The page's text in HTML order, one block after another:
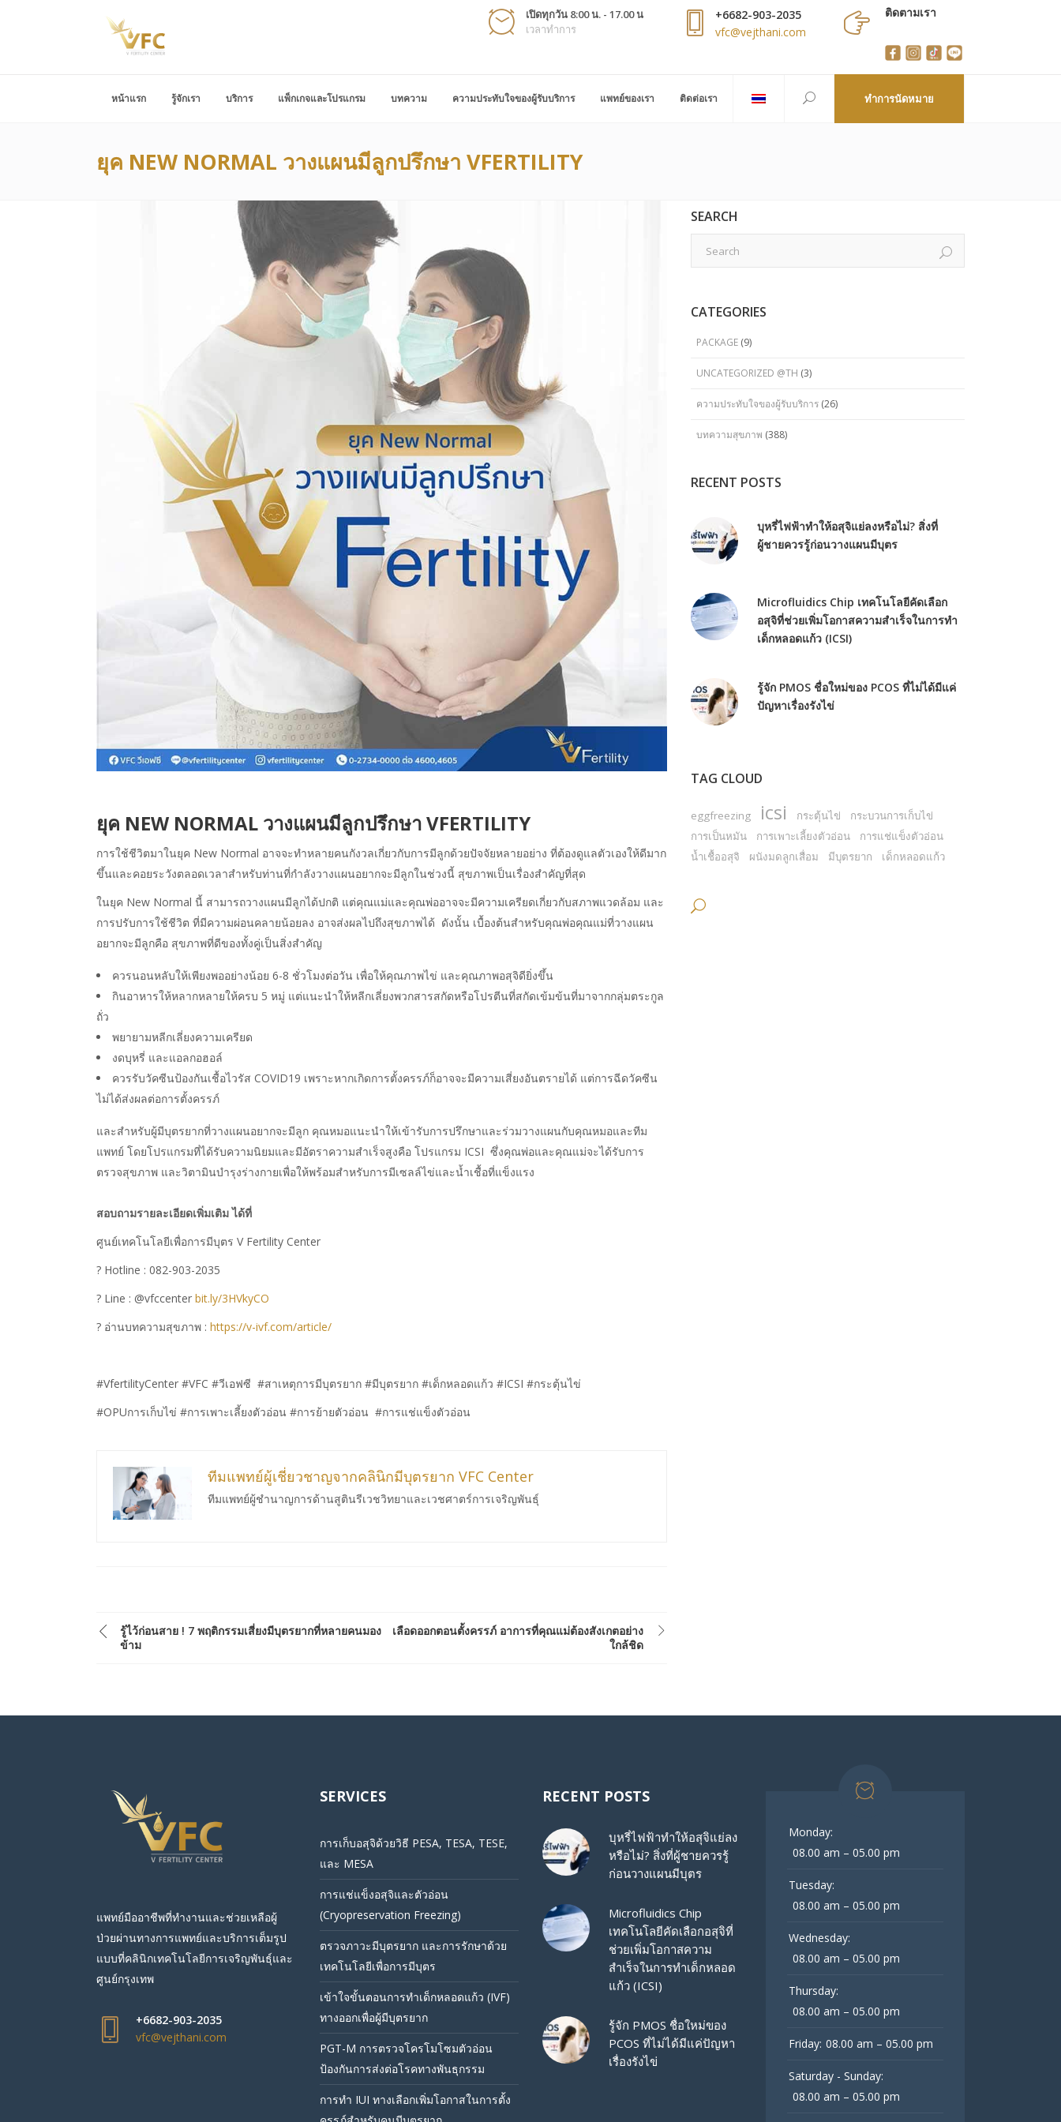
เปิดทุกวัน 8:00 น. - 17.00 น
เวลาทำการ
+6682-903-2035
vfc@vejthani.com
ติดตามเรา
หน้าแรก รู้จักเรา บริการ แพ็กเกจและโปรแกรม บทความ ความประทับใจของผู้รับบริการ แพทย์ของเรา ติดต่อเรา ทำการนัดหมาย
ยุค NEW NORMAL วางแผนมีลูกปรึกษา VFERTILITY
ยุค NEW NORMAL วางแผนมีลูกปรึกษา VFERTILITY
การใช้ชีวิตมาในยุค New Normal อาจจะทำหลายคนกังวลเกี่ยวกับการมีลูกด้วยปัจจัยหลายอย่าง ที่ต้องดูแลตัวเองให้ดีมาก
ขึ้นและคอยระวังตลอดเวลาสำหรับท่านที่กำลังวางแผนอยากจะมีลูกในช่วงนี้ สุขภาพเป็นเรื่องสำคัญที่สุด
ในยุค New Normal นี้ สามารถวางแผนมีลูกได้ปกติ แต่คุณแม่และคุณพ่ออาจจะมีความเครียดเกี่ยวกับสภาพแวดล้อม และ
การปรับการใช้ชีวิต ที่มีความผ่อนคลายน้อยลง อาจส่งผลไปถึงสุขภาพได้ ดังนั้น เบื้องต้นสำหรับคุณพ่อคุณแม่ที่วางแผน
อยากจะมีลูกคือ สุขภาพที่ดีของทั้งคู่เป็นสิ่งสำคัญ
ควรนอนหลับให้เพียงพออย่างน้อย 6-8 ชั่วโมงต่อวัน เพื่อให้คุณภาพไข่ และคุณภาพอสุจิดียิ่งขึ้น
กินอาหารให้หลากหลายให้ครบ 5 หมู่ แต่แนะนำให้หลีกเลี่ยงพวกสารสกัดหรือโปรตีนที่สกัดเข้มข้นที่มาจากกลุ่มตระกูล
ถั่ว
พยายามหลีกเลี่ยงความเครียด
งดบุหรี่ และแอลกอฮอล์
ควรรับวัคซีนป้องกันเชื้อไวรัส COVID19 เพราะหากเกิดการตั้งครรภ์ก็อาจจะมีความเสี่ยงอันตรายได้ แต่การฉีดวัคซีน
ไม่ได้ส่งผลต่อการตั้งครรภ์
และสำหรับผู้มีบุตรยากที่วางแผนอยากจะมีลูก คุณหมอแนะนำให้เข้ารับการปรึกษาและร่วมวางแผนกับคุณหมอและทีม
แพทย์ โดยโปรแกรมที่ได้รับความนิยมและมีอัตราความสำเร็จสูงคือ โปรแกรม ICSI ซึ่งคุณพ่อและคุณแม่จะได้รับการ
ตรวจสุขภาพ และวิตามินบำรุงร่างกายเพื่อให้พร้อมสำหรับการมีเซลล์ไข่และน้ำเชื้อที่แข็งแรง
สอบถามรายละเอียดเพิ่มเติม ได้ที่
ศูนย์เทคโนโลยีเพื่อการมีบุตร V Fertility Center
? Hotline : 082-903-2035
? Line : @vfccenter bit.ly/3HVkyCO
? อ่านบทความสุขภาพ : https://v-ivf.com/article/
#VfertilityCenter #VFC #วีเอฟซี #สาเหตุการมีบุตรยาก #มีบุตรยาก #เด็กหลอดแก้ว #ICSI #กระตุ้นไข่
#OPUการเก็บไข่ #การเพาะเลี้ยงตัวอ่อน #การย้ายตัวอ่อน #การแช่แข็งตัวอ่อน
ทีมแพทย์ผู้เชี่ยวชาญจากคลินิกมีบุตรยาก VFC Center
ทีมแพทย์ผู้ชำนาญการด้านสูตินรีเวชวิทยาและเวชศาตร์การเจริญพันธ์ุ
รู้ไว้ก่อนสาย ! 7 พฤติกรรมเสี่ยงมีบุตรยากที่หลายคนมอง
ข้าม
เลือดออกตอนตั้งครรภ์ อาการที่คุณแม่ต้องสังเกตอย่าง
ใกล้ชิด
SEARCH
CATEGORIES
PACKAGE (9)
UNCATEGORIZED @TH (3)
ความประทับใจของผู้รับบริการ (26)
บทความสุขภาพ (388)
RECENT POSTS
บุหรี่ไฟฟ้าทำให้อสุจิแย่ลงหรือไม่? สิ่งที่
ผู้ชายควรรู้ก่อนวางแผนมีบุตร
Microfluidics Chip เทคโนโลยีคัดเลือก
อสุจิที่ช่วยเพิ่มโอกาสความสำเร็จในการทำ
เด็กหลอดแก้ว (ICSI)
รู้จัก PMOS ชื่อใหม่ของ PCOS ที่ไม่ได้มีแค่
ปัญหาเรื่องรังไข่
TAG CLOUD
eggfreezing icsi กระตุ้นไข่
กระบวนการเก็บไข่
การเป็นหมัน
การเพาะเลี้ยงตัวอ่อน
การแช่แข็งตัวอ่อน
น้ำเชื้ออสุจิ
ผนังมดลูกเสื่อม มีบุตรยาก เด็กหลอดแก้ว
แพทย์มืออาชีพที่ทำงานและช่วยเหลือผู้
ป่วยผ่านทางการแพทย์และบริการเต็มรูป
แบบที่คลินิกเทคโนโลยีการเจริญพันธุ์และ
ศูนย์กรุงเทพ
+6682-903-2035
vfc@vejthani.com
SERVICES
การเก็บอสุจิด้วยวิธี PESA, TESA, TESE,
และ MESA
การแช่แข็งอสุจิและตัวอ่อน
(Cryopreservation Freezing)
ตรวจภาวะมีบุตรยาก และการรักษาด้วย
เทคโนโลยีเพื่อการมีบุตร
เข้าใจขั้นตอนการทำเด็กหลอดแก้ว (IVF)
ทางออกเพื่อผู้มีบุตรยาก
PGT-M การตรวจโครโมโซมตัวอ่อน
ป้องกันการส่งต่อโรคทางพันธุกรรม
การทำ IUI ทางเลือกเพิ่มโอกาสในการตั้ง
RECENT POSTS
บุหรี่ไฟฟ้าทำให้อสุจิแย่ลง
หรือไม่? สิ่งที่ผู้ชายควรรู้
ก่อนวางแผนมีบุตร
Microfluidics Chip
เทคโนโลยีคัดเลือกอสุจิที่
ช่วยเพิ่มโอกาสความ
สำเร็จในการทำเด็กหลอด
แก้ว (ICSI)
รู้จัก PMOS ชื่อใหม่ของ
PCOS ที่ไม่ได้มีแค่ปัญหา
เรื่องรังไข่
Monday:
08.00 am – 05.00 pm
Tuesday:
08.00 am – 05.00 pm
Wednesday:
08.00 am – 05.00 pm
Thursday:
08.00 am – 05.00 pm
Friday: 08.00 am – 05.00 pm
Saturday - Sunday:
08.00 am – 05.00 pm